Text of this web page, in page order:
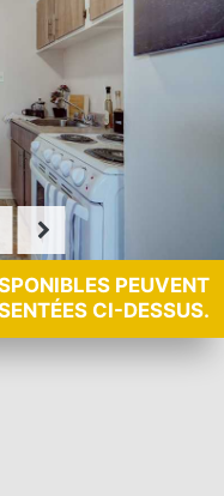
PEUVENT
CI-DESSUS.